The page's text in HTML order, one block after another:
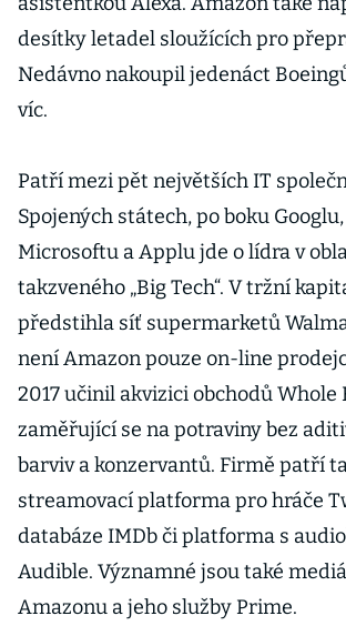
desítky letadel sloužících pro
Nedávno nakoupil jedenáct
víc.
Patří mezi pět největších IT
Spojených státech, po boku
Microsoftu a Applu jde o lídra v
takzveného „Big Tech“. V tržní
předstihla síť supermarketů
není Amazon pouze on-line
2017 učinil akvizici obchodů Whole
zaměřující se na potraviny bez
barviv a konzervantů. Firmě patří
streamovací platforma pro hráče
databáze IMDb či platforma s
Audible. Významné jsou také
Amazonu a jeho služby Prime.